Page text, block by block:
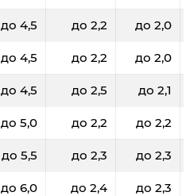
до 4,5 до 2,2 до 2,0
до 4,5 до 2,2 до 2,0
до 4,5 до 2,5 до 2,1
до 5,0 до 2,2 до 2,2
до 5,5 до 2,3 до 2,3
до 6,0 до 2,4 до 2,3